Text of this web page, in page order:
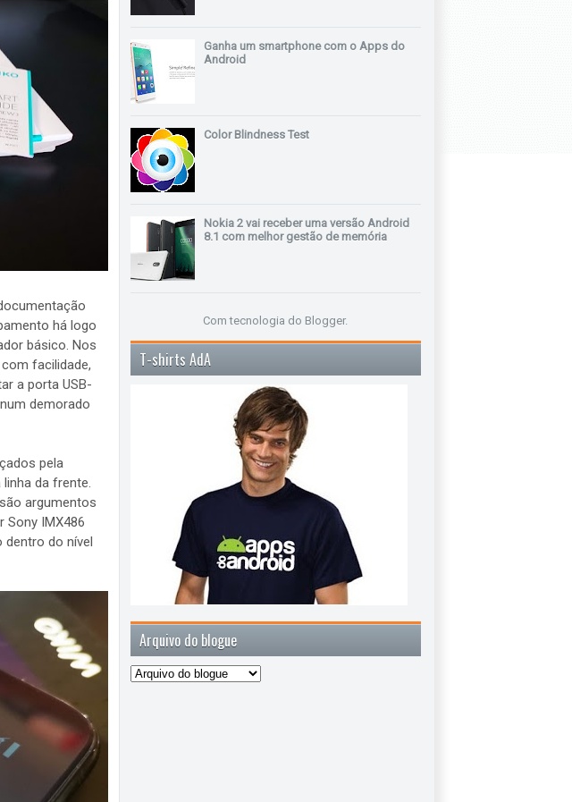
há logo
básico. Nos
facilidade,
a porta USB-
demorado
pela
da frente.
argumentos
Sony IMX486
dentro do nível
Ganha um smartphone com o Apps do
Android
Color Blindness Test
Nokia 2 vai receber uma versão Android
8.1 com melhor gestão de memória
Com tecnologia do Blogger.
T-shirts AdA
Arquivo do blogue